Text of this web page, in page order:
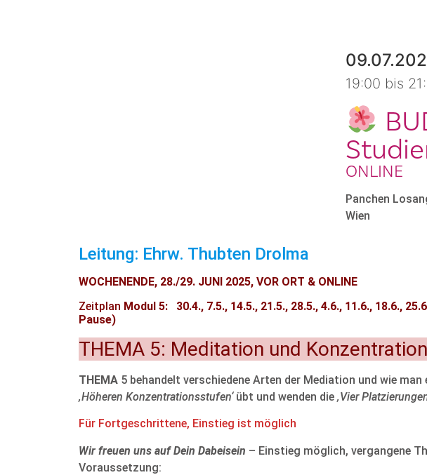
19:00 bis
ONLINE
Panchen
Wien
Leitung: Ehrw. Thubten Drolma
WOCHENENDE, 28./29. JUNI 2025, VOR ORT & ONLINE
Zeitplan Modul 5: 30.4., 7.5., 14.5., 21.5., 28.5., 4.6., 11.6., 18.6.,
Pause)
THEMA 5: Meditation und
THEMA 5 behandelt verschiedene Arten der Mediation und wie
‚Höheren Konzentrationsstufen‘übt und wenden die ‚Vier
Für Fortgeschrittene, Einstieg ist möglich
Wir freuen uns auf Dein Dabeisein – Einstieg möglich, vergangene
Voraussetzung: